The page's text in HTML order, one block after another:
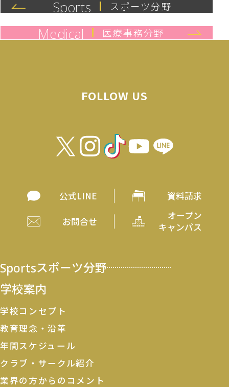
Sports スポーツ分野
Medical 医療事務分野
FOLLOW US
公式LINE 資料請求
お問合せ
オープン
キャンパス
Sportsスポーツ分野
学校案内
学校コンセプト
教育理念・沿革
年間スケジュール
クラブ・サークル紹介
業界の方からのコメント